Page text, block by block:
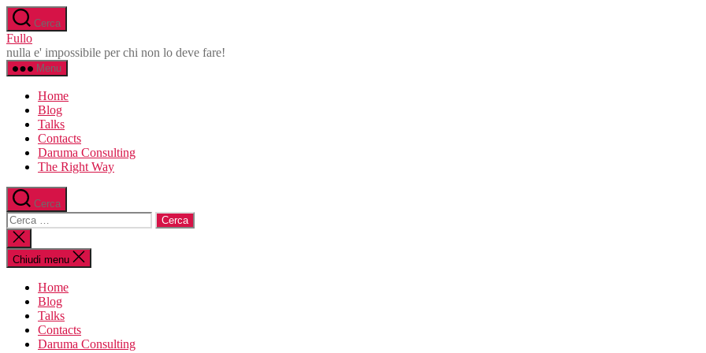
Salta
al
contenuto
Cerca
Fullo
nulla e' impossibile per chi non lo deve fare!
Menu
Home
Blog
Talks
Contacts
Daruma Consulting
The Right Way
Cerca
Cerca:
Chiudi
la
ricerca
Chiudi menu
Home
Blog
Talks
Contacts
Daruma Consulting